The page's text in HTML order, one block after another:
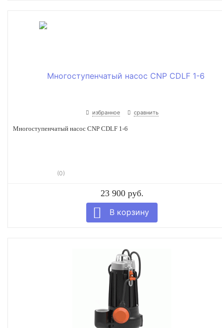
избранное сравнить
Многоступенчатый насос CNP CDLF 1-6
(0)
23 900 руб.